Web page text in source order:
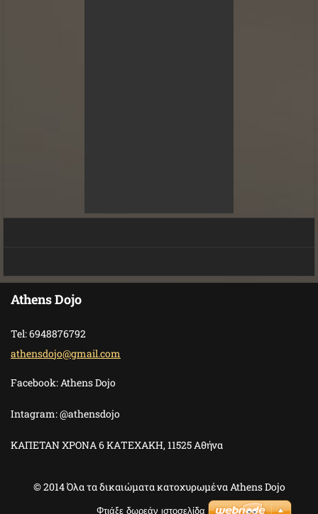
Athens Dojo
Tel: 6948876792
athensdojo@gmail.com
Facebook: Athens Dojo
Intagram: @athensdojo
ΚΑΠΕΤΑΝ ΧΡΟΝΑ 6 ΚΑΤΕΧΑΚΗ, 11525 Αθήνα
© 2014 Όλα τα δικαιώματα κατοχυρωμένα Athens Dojo
Φτιάξε δωρεάν ιστοσελίδα